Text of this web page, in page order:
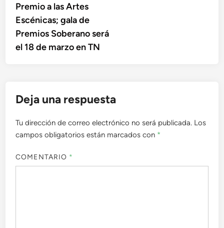
Premio a las Artes
Escénicas; gala de
Premios Soberano será
el 18 de marzo en TN
Deja una respuesta
Tu dirección de correo electrónico no será publicada. Los
campos obligatorios están marcados con *
COMENTARIO *